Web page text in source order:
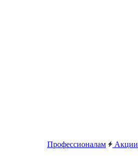
Профессионалам Акции